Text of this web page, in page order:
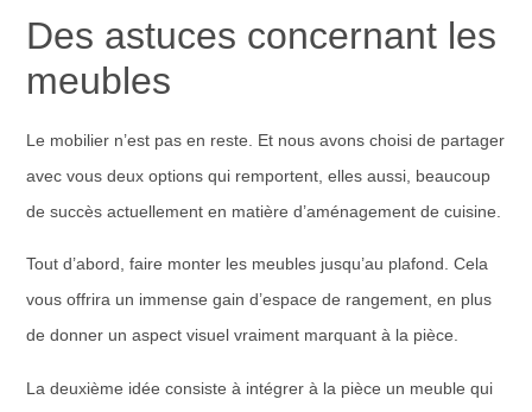
Des astuces concernant les
meubles
Le mobilier n’est pas en reste. Et nous avons choisi de partager
avec vous deux options qui remportent, elles aussi, beaucoup
de succès actuellement en matière d’aménagement de cuisine.
Tout d’abord,faire monter les meubles jusqu’au plafond. Cela
vous offrira un immense gain d’espace de rangement, en plus
de donner un aspect visuel vraiment marquant à la pièce.
La deuxième idée consiste à intégrer à la pièce un meuble qui